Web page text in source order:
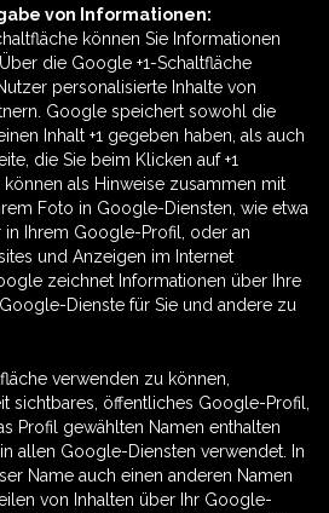
von Informationen:
können Sie Informationen
die Google +1-Schaltfläche
personalisierte Inhalte von
Google speichert sowohl die
Inhalt +1 gegeben haben, als auch
die Sie beim Klicken auf +1
können als Hinweise zusammen mit
Foto in Google-Diensten, wie etwa
Ihrem Google-Profil, oder an
und Anzeigen im Internet
zeichnet Informationen über Ihre
Dienste für Sie und andere zu
verwenden zu können,
sichtbares, öffentliches Google-Profil,
Profil gewählten Namen enthalten
allen Google-Diensten verwendet. In
Name auch einen anderen Namen
von Inhalten über Ihr Google-